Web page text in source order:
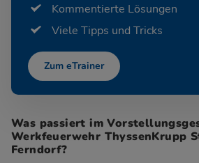
Kommentierte Lösungen
Viele Tipps und Tricks
Zum eTrainer
Was passiert im
Werkfeuerwehr ThyssenKrupp
Ferndorf?